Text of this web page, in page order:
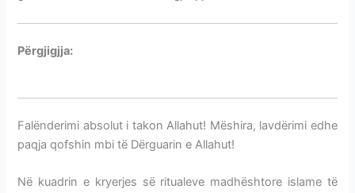
Përgjigjja:
Falënderimi absolut i takon Allahut! Mëshira, lavdërimi edhe
paqja qofshin mbi të Dërguarin e Allahut!
Në kuadrin e kryerjes së ritualeve madhështore islame të